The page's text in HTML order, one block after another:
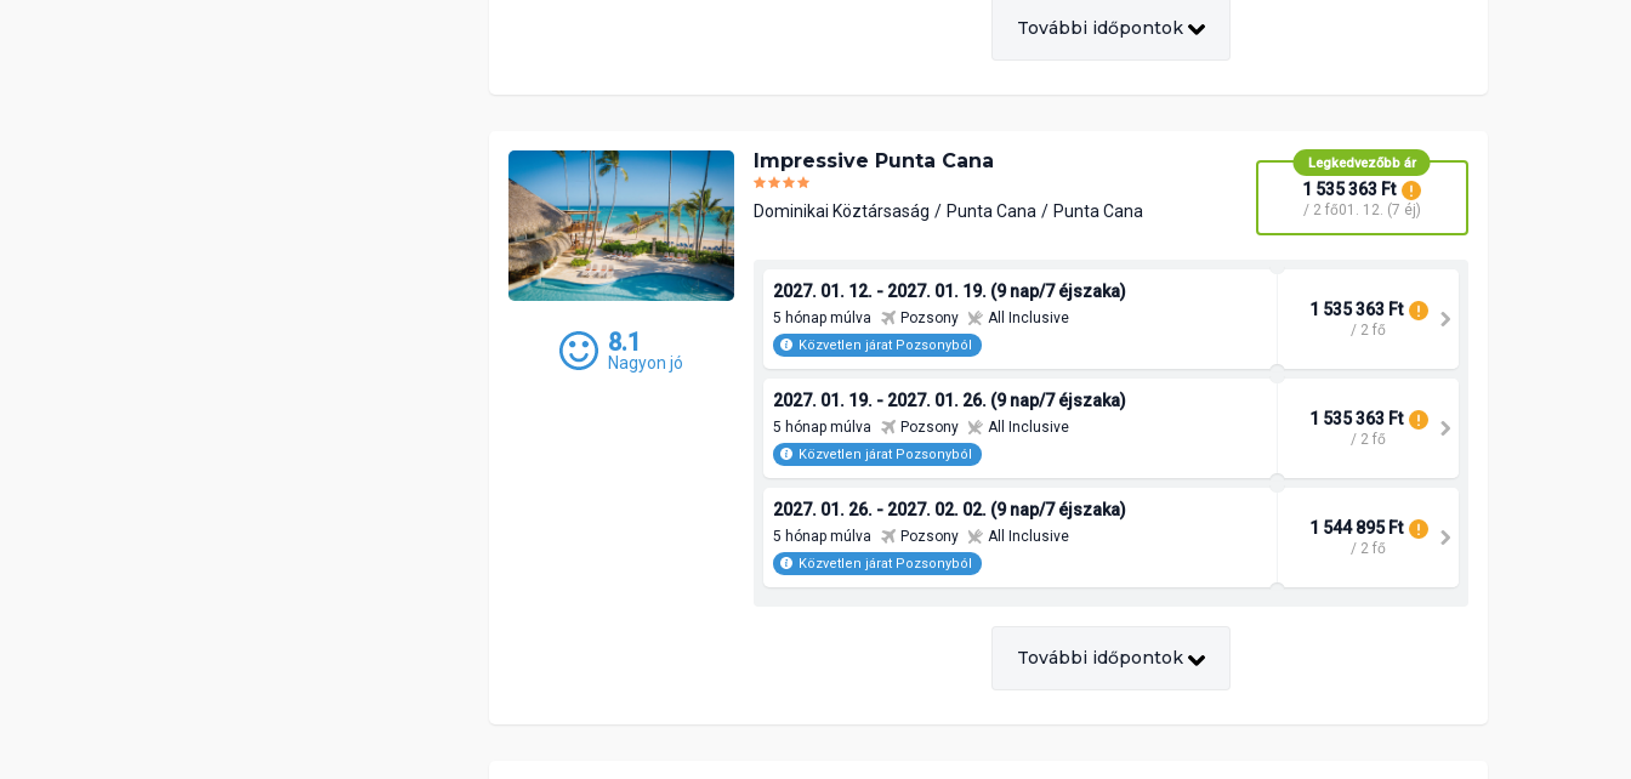
További időpontok
8.1
Nagyon jó
Impressive Punta Cana
Dominikai Köztársaság Punta Cana Punta Cana
Legkedvezőbb ár
1 535 363 Ft
/ 2 fő01. 12. (7 éj)
2027. 01. 12. - 2027. 01. 19. (9 nap/7 éjszaka)
5 hónap múlva Pozsony All Inclusive
Közvetlen járat Pozsonyból
1 535 363 Ft
/ 2 fő
2027. 01. 19. - 2027. 01. 26. (9 nap/7 éjszaka)
5 hónap múlva Pozsony All Inclusive
Közvetlen járat Pozsonyból
1 535 363 Ft
/ 2 fő
2027. 01. 26. - 2027. 02. 02. (9 nap/7 éjszaka)
5 hónap múlva Pozsony All Inclusive
Közvetlen járat Pozsonyból
1 544 895 Ft
/ 2 fő
További időpontok